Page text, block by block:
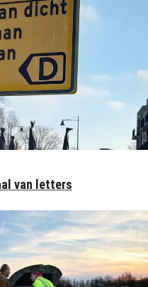
van letters